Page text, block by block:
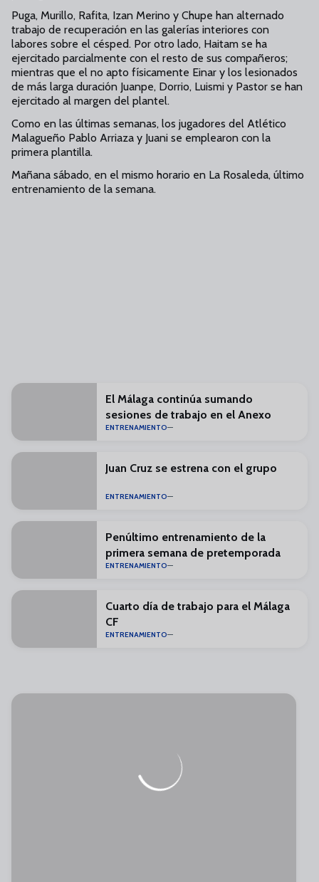
Puga, Murillo, Rafita, Izan Merino y Chupe han alternado
trabajo de recuperación en las galerías interiores con
labores sobre el césped. Por otro lado, Haitam se ha
ejercitado parcialmente con el resto de sus compañeros;
mientras que el no apto físicamente Einar y los lesionados
de más larga duración Juanpe, Dorrio, Luismi y Pastor se han
ejercitado al margen del plantel.
Como en las últimas semanas, los jugadores del Atlético
Malagueño Pablo Arriaza y Juani se emplearon con la
primera plantilla.
Mañana sábado, en el mismo horario en La Rosaleda, último
entrenamiento de la semana.
El Málaga continúa sumando
sesiones de trabajo en el Anexo
ENTRENAMIENTO
Juan Cruz se estrena con el grupo
ENTRENAMIENTO
Penúltimo entrenamiento de la
primera semana de pretemporada
ENTRENAMIENTO
Cuarto día de trabajo para el Málaga
CF
ENTRENAMIENTO